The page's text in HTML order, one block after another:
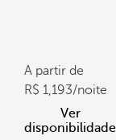
A partir de
1,193/noite
Ver
disponibilidade